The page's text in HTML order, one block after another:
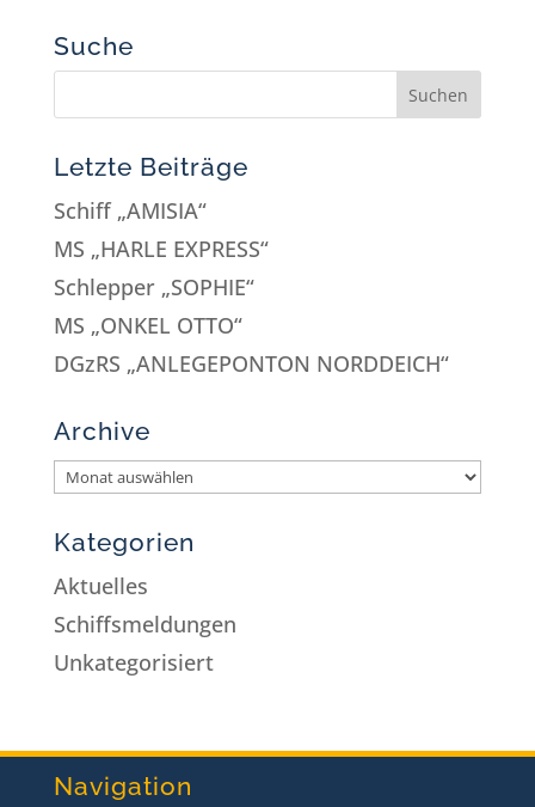
Suche
Letzte Beiträge
Schiff „AMISIA“
MS „HARLE EXPRESS“
Schlepper „SOPHIE“
MS „ONKEL OTTO“
DGzRS „ANLEGEPONTON NORDDEICH“
Archive
Kategorien
Aktuelles
Schiffsmeldungen
Unkategorisiert
Navigation